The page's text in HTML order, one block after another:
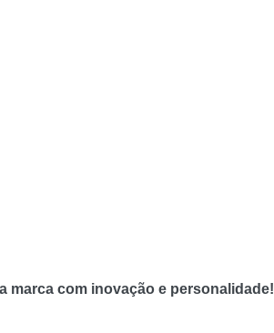
marca com inovação e personalidade!